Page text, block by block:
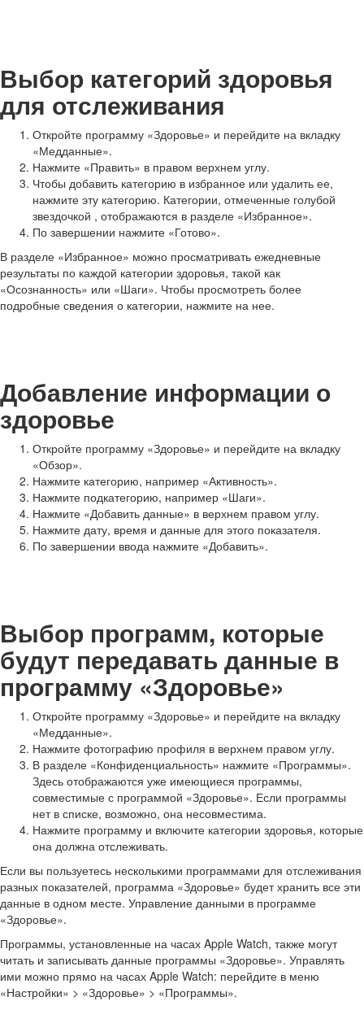
Выбор категорий здоровья
для отслеживания
Откройте программу «Здоровье» и перейдите на вкладку
«Медданные».
Нажмите «Править» в правом верхнем углу.
Чтобы добавить категорию в избранное или удалить ее,
нажмите эту категорию. Категории, отмеченные голубой
звездочкой , отображаются в разделе «Избранное».
По завершении нажмите «Готово».
В разделе «Избранное» можно просматривать ежедневные
результаты по каждой категории здоровья, такой как
«Осознанность» или «Шаги». Чтобы просмотреть более
подробные сведения о категории, нажмите на нее.
Добавление информации о
здоровье
Откройте программу «Здоровье» и перейдите на вкладку
«Обзор».
Нажмите категорию, например «Активность».
Нажмите подкатегорию, например «Шаги».
Нажмите «Добавить данные» в верхнем правом углу.
Нажмите дату, время и данные для этого показателя.
По завершении ввода нажмите «Добавить».
Выбор программ, которые
будут передавать данные в
программу «Здоровье»
Откройте программу «Здоровье» и перейдите на вкладку
«Медданные».
Нажмите фотографию профиля в верхнем правом углу.
В разделе «Конфиденциальность» нажмите «Программы».
Здесь отображаются уже имеющиеся программы,
совместимые с программой «Здоровье». Если программы
нет в списке, возможно, она несовместима.
Нажмите программу и включите категории здоровья, которые
она должна отслеживать.
Если вы пользуетесь несколькими программами для отслеживания
разных показателей, программа «Здоровье» будет хранить все эти
данные в одном месте. Управление данными в программе
«Здоровье».
Программы, установленные на часах Apple Watch, также могут
читать и записывать данные программы «Здоровье». Управлять
ими можно прямо на часах Apple Watch: перейдите в меню
«Настройки» > «Здоровье» > «Программы».